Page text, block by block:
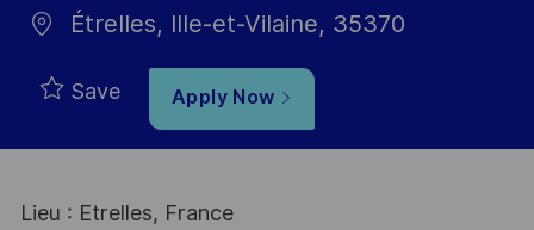
Étrelles, Ille-et-Vilaine, 35370
Save Apply Now
Lieu : Etrelles, France